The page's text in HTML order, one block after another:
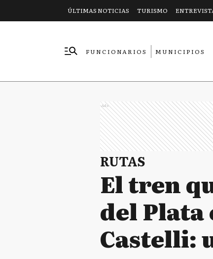
ÚLTIMAS NOTICIAS TURISMO
FUNCIONARIOS
MUNICIPIOS
Ads
RUTAS
El tren
del Plata
Castelli: